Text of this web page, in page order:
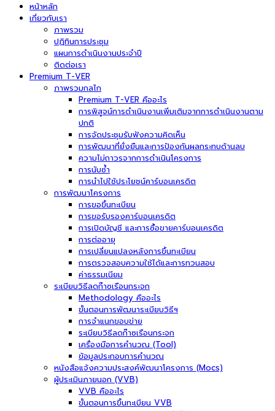
หน้าหลัก
เกี่ยวกับเรา
ภาพรวม
ปฏิทินการประชุม
แผนการดำเนินงานประจำปี
ติดต่อเรา
Premium T-VER
ภาพรวมกลไก
Premium T-VER คืออะไร
การพิสูจน์การดำเนินงานเพิ่มเติมจากการดำเนินงานตาม
ปกติ
การจัดประชุมรับฟังความคิดเห็น
การพัฒนาที่ยั่งยืนและการป้องกันผลกระทบด้านลบ
ความไม่ถาวรจากการดำเนินโครงการ
การนับซ้ำ
การนำไปใช้ประโยชน์คาร์บอนเครดิต
การพัฒนาโครงการ
การขอขึ้นทะเบียน
การขอรับรองคาร์บอนเครดิต
การเปิดบัญชี และการซื้อขายคาร์บอนเครดิต
การต่ออายุ
การเปลี่ยนแปลงหลังการขึ้นทะเบียน
การตรวจสอบความใช้ได้และการทวนสอบ
ค่าธรรมเนียม
ระเบียบวิธีลดก๊าซเรือนกระจก
Methodology คืออะไร
ขั้นตอนการพัฒนาระเบียบวิธีฯ
การจำแนกขอบข่าย
ระเบียบวิธีลดก๊าซเรือนกระจก
เครื่องมือการคำนวณ (Tool)
ข้อมูลประกอบการคำนวณ
หนังสือแจ้งความประสงค์พัฒนาโครงการ (Mocs)
ผู้ประเมินภายนอก (VVB)
VVB คืออะไร
ขั้นตอนการขึ้นทะเบียน VVB